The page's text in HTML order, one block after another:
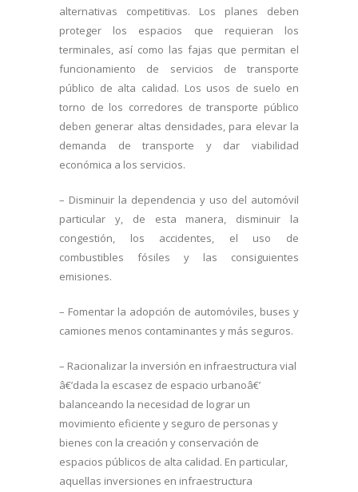
alternativas competitivas. Los planes deben
proteger los espacios que requieran los
terminales, así como las fajas que permitan el
funcionamiento de servicios de transporte
público de alta calidad. Los usos de suelo en
torno de los corredores de transporte público
deben generar altas densidades, para elevar la
demanda de transporte y dar viabilidad
económica a los servicios.
– Disminuir la dependencia y uso del automóvil
particular y, de esta manera, disminuir la
congestión, los accidentes, el uso de
combustibles fósiles y las consiguientes
emisiones.
– Fomentar la adopción de automóviles, buses y
camiones menos contaminantes y más seguros.
– Racionalizar la inversión en infraestructura vial
â€’dada la escasez de espacio urbanoâ€’
balanceando la necesidad de lograr un
movimiento eficiente y seguro de personas y
bienes con la creación y conservación de
espacios públicos de alta calidad. En particular,
aquellas inversiones en infraestructura